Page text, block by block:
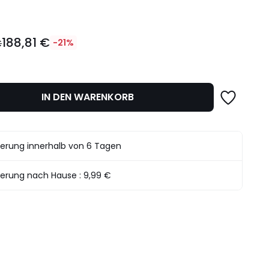
188,81 € -21%
IN DEN WARENKORB
innerhalb von 6 Tagen
nach Hause :9,99 €